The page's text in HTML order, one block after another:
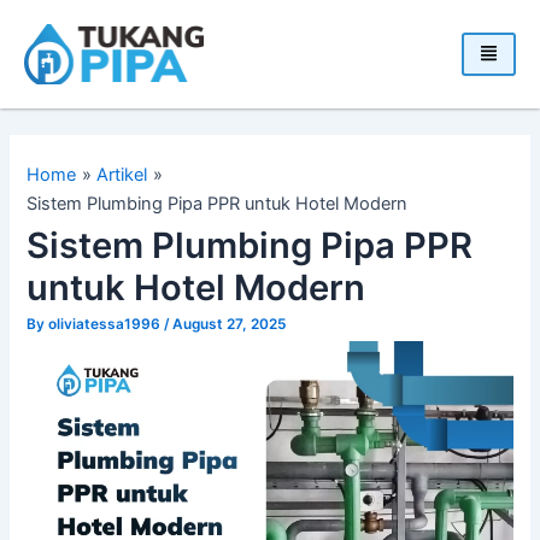
content
Home
Artikel
Sistem Plumbing Pipa PPR untuk Hotel Modern
Sistem Plumbing Pipa PPR
untuk Hotel Modern
Byoliviatessa1996/August 27, 2025